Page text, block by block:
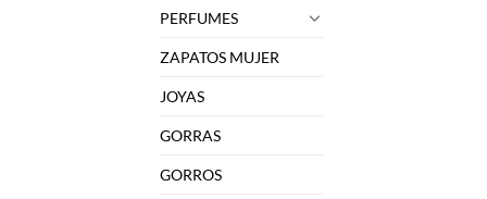
PERFUMES
ZAPATOS MUJER
JOYAS
GORRAS
GORROS